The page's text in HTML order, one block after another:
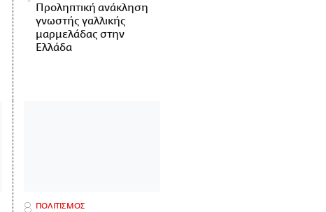
Προληπτική ανάκληση
γνωστής γαλλικής
μαρμελάδας στην
Ελλάδα
ΠΟΛΙΤΙΣΜΟΣ